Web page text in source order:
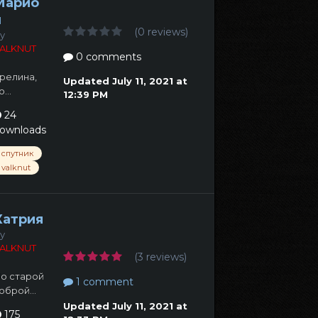
24
спутник
valknut
(0 reviews)
0 comments
UpdatedJuly 11, 2021 at
12:39 PM
старой
175
(3 reviews)
1 comment
UpdatedJuly 11, 2021 at